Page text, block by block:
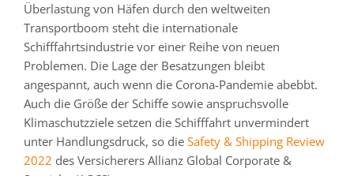
Überlastung von Häfen durch den weltweiten
Transportboom steht die internationale
Schifffahrtsindustrie vor einer Reihe von neuen
Problemen. Die Lage der Besatzungen bleibt
angespannt, auch wenn die Corona-Pandemie abebbt.
Auch die Größe der Schiffe sowie anspruchsvolle
Klimaschutzziele setzen die Schifffahrt unvermindert
unter Handlungsdruck, so die Safety & Shipping Review
2022 des Versicherers Allianz Global Corporate &